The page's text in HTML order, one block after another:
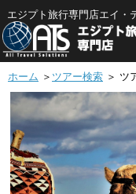
エジプト旅行専門店エイ・
ホーム ＞ ツアー検索 ＞ ツ